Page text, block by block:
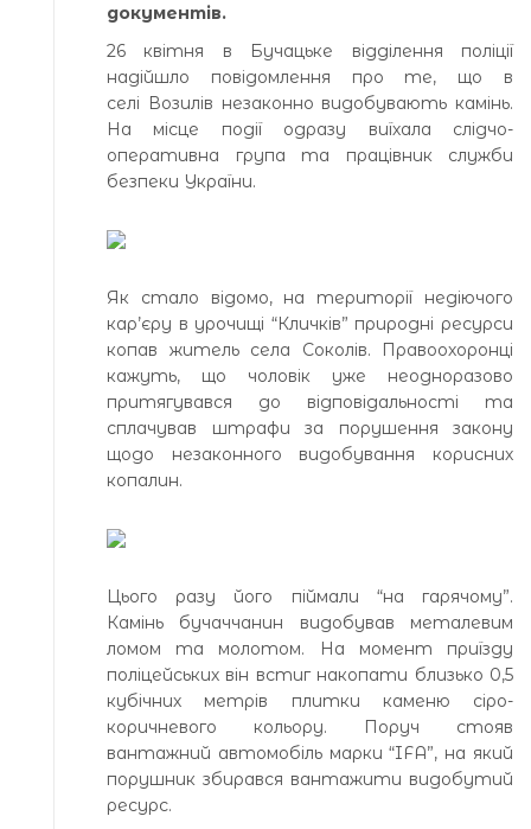
документів.
26 квітня в Бучацьке відділення поліції
надійшло повідомлення про те, що в
селі Возилів незаконно видобувають камінь.
На місце події одразу виїхала слідчо-
оперативна група та працівник служби
безпеки України.
Як стало відомо, на території недіючого
кар’єру в урочищі “Кличків” природні ресурси
копав житель села Соколів. Правоохоронці
кажуть, що чоловік уже неодноразово
притягувався до відповідальності та
сплачував штрафи за порушення закону
щодо незаконного видобування корисних
копалин.
Цього разу його піймали “на гарячому”.
Камінь бучаччанин видобував металевим
ломом та молотом. На момент приїзду
поліцейських він встиг накопати близько 0,5
кубічних метрів плитки каменю сіро-
коричневого кольору. Поруч стояв
вантажний автомобіль марки “IFA”, на який
порушник збирався вантажити видобутий
ресурс.